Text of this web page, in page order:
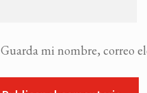
Guarda mi nombre, correo